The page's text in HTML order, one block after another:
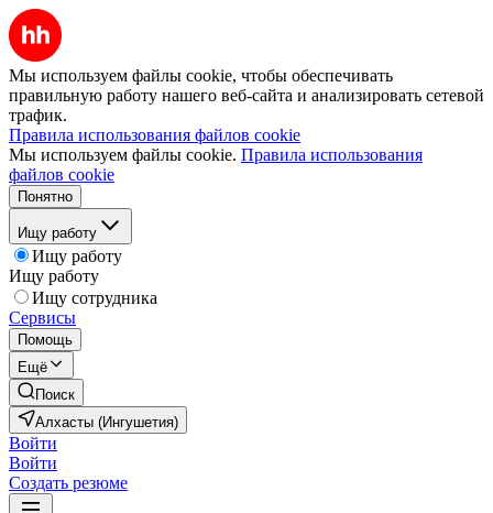
Мы используем файлы cookie, чтобы обеспечивать
правильную работу нашего веб-сайта и анализировать сетевой
трафик.
Правила использования файлов cookie
Мы используем файлы cookie. Правила использования
файлов cookie
Понятно
Ищу работу
Ищу работу
Ищу работу
Ищу сотрудника
Сервисы
Помощь
Ещё
Поиск
Алхасты (Ингушетия)
Войти
Войти
Создать резюме